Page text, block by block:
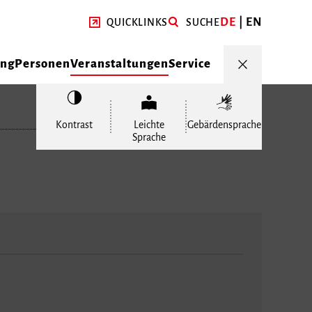
QUICKLINKS SUCHEDE EN
PersonenVeranstaltungenService
Kontrast
Leichte
Sprache
Gebärdensprache